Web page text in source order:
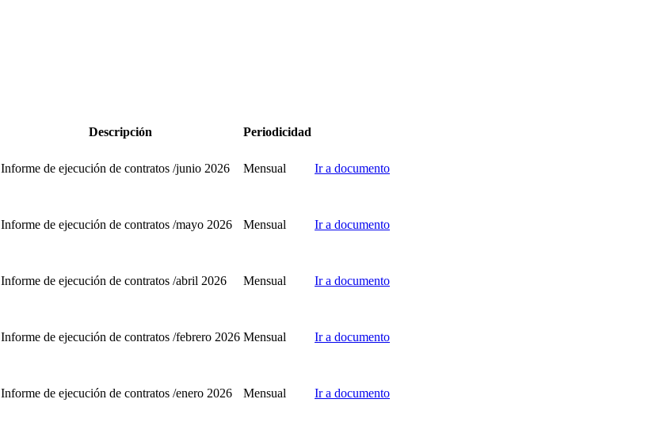
Descripción Periodicidad
Informe de ejecución de contratos /junio 2026 Mensual Ir a documento
Informe de ejecución de contratos /mayo 2026 Mensual Ir a documento
Informe de ejecución de contratos /abril 2026 Mensual Ir a documento
Informe de ejecución de contratos /febrero 2026 Mensual Ir a documento
Informe de ejecución de contratos /enero 2026 Mensual Ir a documento